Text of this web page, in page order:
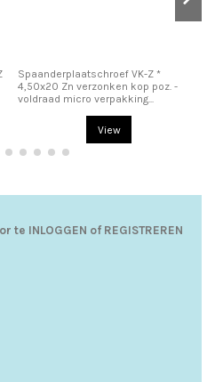
Spaanderplaatschroef VK-Z *
4,50x20 Zn verzonken kop poz. -
voldraad micro verpakking...
View
te INLOGGEN of REGISTREREN